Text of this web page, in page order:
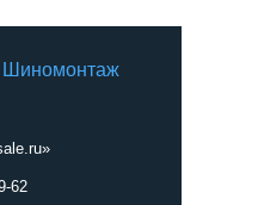
Шиномонтаж
62